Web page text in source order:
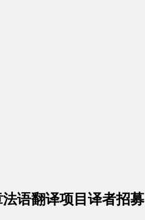
法语翻译项目译者招募